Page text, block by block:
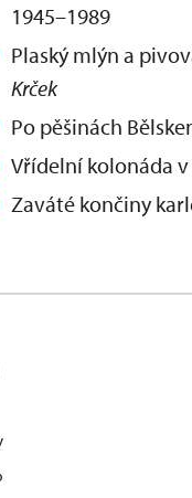
1945–1989
Plaský mlýn a
Krček
Po pěšinách
Vřídelní kolonáda v
Zaváté končiny